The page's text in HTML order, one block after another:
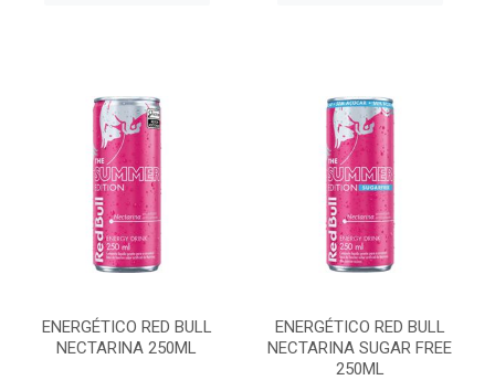
ENERGÉTICO RED BULL
NECTARINA 250ML
ENERGÉTICO RED BULL
NECTARINA SUGAR FREE
250ML